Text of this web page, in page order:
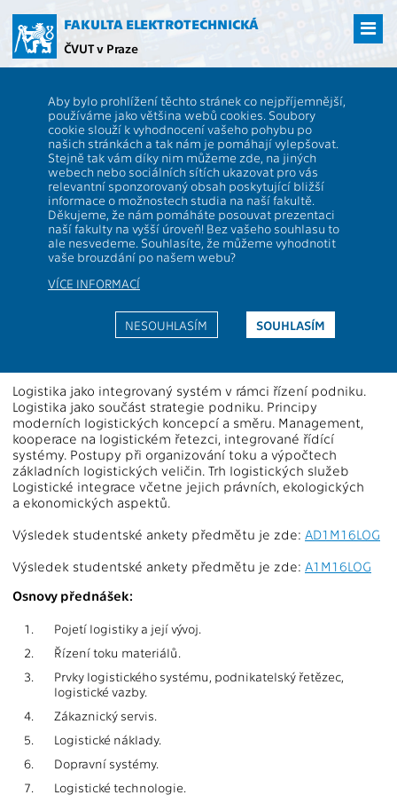
hlavní
obsah
FAKULTA ELEKTROTECHNICKÁ
ČVUT v Praze
Aby bylo prohlížení těchto stránek co nejpříjemnější,
používáme jako většina webů cookies. Soubory
cookie slouží k vyhodnocení vašeho pohybu po
našich stránkách a tak nám je pomáhají vylepšovat.
Stejně tak vám díky nim můžeme zde, na jiných
webech nebo sociálních sítích ukazovat pro vás
relevantní sponzorovaný obsah poskytující bližší
informace o možnostech studia na naší fakultě.
Děkujeme, že nám pomáháte posouvat prezentaci
naší fakulty na vyšší úroveň! Bez vašeho souhlasu to
ale nesvedeme. Souhlasíte, že můžeme vyhodnotit
vaše brouzdání po našem webu?
VÍCE INFORMACÍ
SOUHLASÍM
NESOUHLASÍM
A1M16LOG
A1M16LOG Podniková logistika
Rozsah výuky:
Katedra:
13116 Jazyk výuky:
Garanti:
Zakončení:
Přednášející:
Kreditů:
5
Cvičící:
Semestr:
Webová stránka:
https://ekonom.feld.cvut.cz/cs/student/predmety/
Logistika jako integrovaný systém v rámci řízení podniku.
Logistika jako součást strategie podniku. Principy
moderních logistických koncepcí a směru. Management,
kooperace na logistickém řetezci, integrované řídící
systémy. Postupy při organizování toku a výpočtech
základních logistických veličin. Trh logistických služeb
Logistické integrace včetne jejich právních, ekologických
a ekonomických aspektů.
Výsledek studentské ankety předmětu je zde: AD1M16LOG
Výsledek studentské ankety předmětu je zde: A1M16LOG
Osnovy přednášek:
1.
Pojetí logistiky a její vývoj.
2.
Řízení toku materiálů.
3.
Prvky logistického systému, podnikatelský řetězec,
logistické vazby.
4.
Zákaznický servis.
5.
Logistické náklady.
6.
Dopravní systémy.
7.
Logistické technologie.